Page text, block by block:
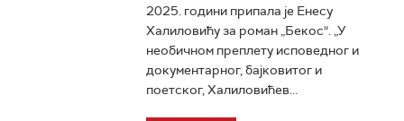
2025. години припала је Енесу
Халиловићу за роман „Бекос“. „У
необичном преплету исповедног и
документарног, бајковитог и
поетског, Халиловићев...